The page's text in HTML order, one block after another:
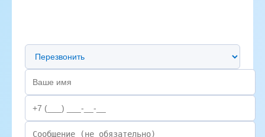
Предпочтительный способ связи